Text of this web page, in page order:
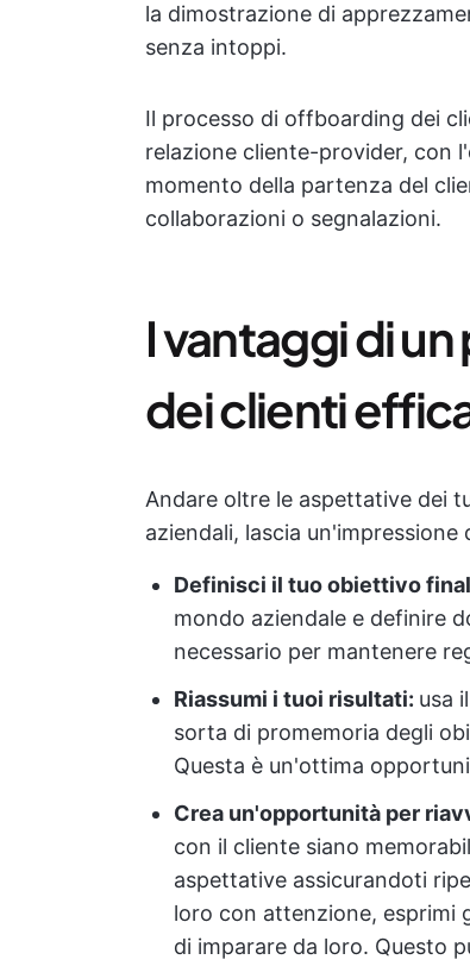
la dimostrazione di
senza intoppi.
Il processo di offboarding dei
relazione cliente-provider, con
momento della partenza del
collaborazioni o segnalazioni.
I vantaggi di
dei clienti
Andare oltre le aspettative dei
aziendali, lascia
Definisci il tuo obiettivo
mondo aziendale e definire
necessario per mantenere
Riassumi i tuoi risultati: usa
sorta di promemoria degli
Questa è un'ottima
Crea un'opportunità per
con il cliente siano
aspettative assicurandoti
loro con attenzione, esprimi
di imparare da loro. Questo